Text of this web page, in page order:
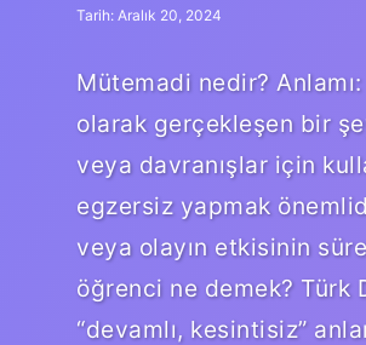
Tarih: Aralık 20, 2024
Mütemadi nedir?
olarak gerçekleşen bir
veya davranışlar için
egzersiz yapmak
veya olayın etkisinin
öğrenci ne demek? Türk
“devamlı, kesintisiz”